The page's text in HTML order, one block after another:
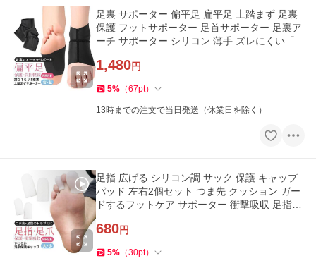
足裏 サポーター 偏平足 扁平足 土踏まず 足裏
保護 フットサポーター 足首サポーター 足裏ア
ーチ サポーター シリコン 薄手 ズレにくい「m
1,480円
5% （67pt）
13時までの注文で当日発送（休業日を除く）
足指 広げる シリコン調 サック 保護 キャップ
パッド 左右2個セット つま先 クッション ガー
ドするフットケア サポーター 衝撃吸収 足指保
680円
5% （30pt）